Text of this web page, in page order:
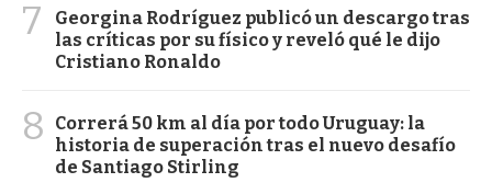
7
Georgina Rodríguez publicó un descargo tras
las críticas por su físico y reveló qué le dijo
Cristiano Ronaldo
8
Correrá 50 km al día por todo Uruguay: la
historia de superación tras el nuevo desafío
de Santiago Stirling